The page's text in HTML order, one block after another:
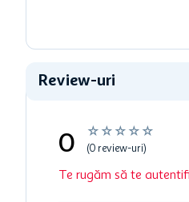
Review-uri
☆ ☆ ☆ ☆ ☆
0 (0 review-uri)
Te rugăm să te